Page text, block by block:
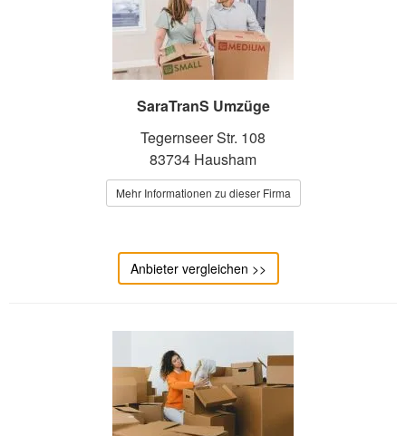
SaraTranS Umzüge
Tegernseer Str. 108
83734 Hausham
Mehr Informationen zu dieser Firma
Anbieter vergleichen >>